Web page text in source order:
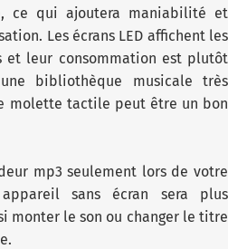
ce qui ajoutera maniabilité et
Les écrans LED affichent les
et leur consommation est plutôt
bibliothèque musicale très
molette tactile peut être un bon
mp3 seulement lors de votre
sans écran sera plus
monter le son ou changer le titre